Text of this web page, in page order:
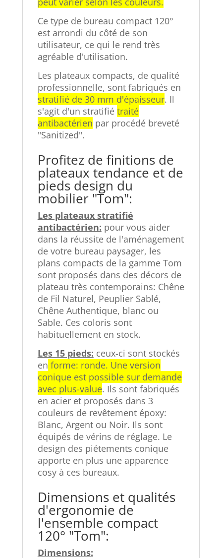
Ce type de bureau compact 120°
est arrondi du côté de son
utilisateur, ce qui le rend très
agréable d'utilisation.
Les plateaux compacts, de qualité
professionnelle, sont fabriqués en
stratifié de 30 mm d'épaisseur. Il
s'agit d'un stratifié traité
antibactérien par procédé breveté
"Sanitized".
Profitez de finitions de
plateaux tendance et de
pieds design du
mobilier "Tom":
Les plateaux stratifié
antibactérien: pour vous aider
dans la réussite de l'aménagement
de votre bureau paysager, les
plans compacts de la gamme Tom
sont proposés dans des décors de
plateau très contemporains: Chêne
de Fil Naturel, Peuplier Sablé,
Chêne Authentique, blanc ou
Sable. Ces coloris sont
habituellement en stock.
Les 15 pieds: ceux-ci sont stockés
en forme: ronde. Une version
conique est possible sur demande
avec plus-value. Ils sont fabriqués
en acier et proposés dans 3
couleurs de revêtement époxy:
Blanc, Argent ou Noir. Ils sont
équipés de vérins de réglage. Le
design des piétements conique
apporte en plus une apparence
cosy à ces bureaux.
Dimensions et qualités
d'ergonomie de
l'ensemble compact
120° "Tom":
Dimensions: